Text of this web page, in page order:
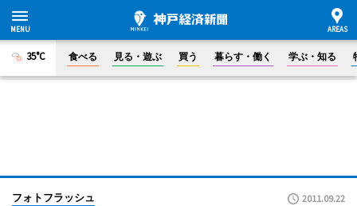
35°C 食べる 見る・遊ぶ 買う 暮らす・働く 学ぶ・知る
フォトフラッシュ 2011.09.22